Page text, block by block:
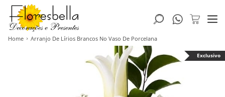
Home Arranjo De Lírios Brancos No Vaso De Porcelana
Exclusivo